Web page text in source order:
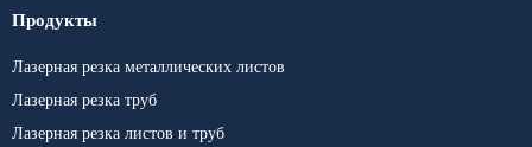
Продукты
Лазерная резка металлических листов
Лазерная резка труб
Лазерная резка листов и труб